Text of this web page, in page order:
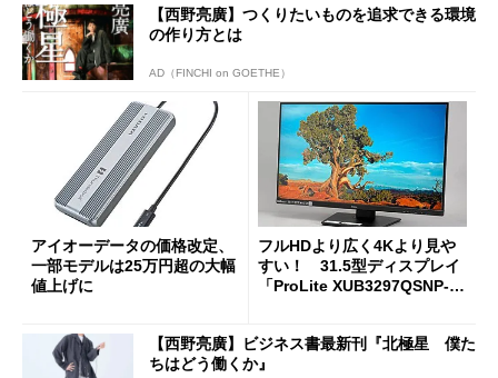
【西野亮廣】つくりたいものを追求できる環境
の作り方とは
AD（FINCHI on GOETHE）
アイオーデータの価格改定、
一部モデルは25万円超の大幅
値上げに
フルHDより広く4Kより見や
すい！ 31.5型ディスプレイ
「ProLite XUB3297QSNP-B
【西野亮廣】ビジネス書最新刊『北極星 僕た
ちはどう働くか』